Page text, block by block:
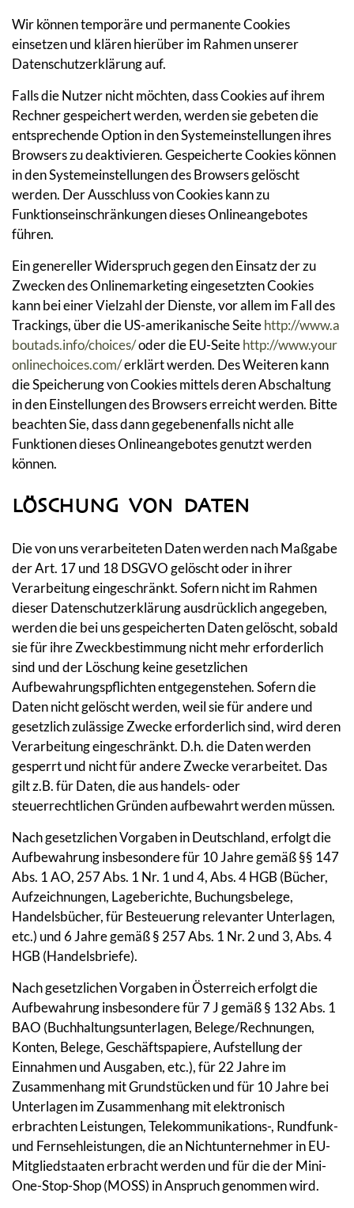
Wir können temporäre und permanente Cookies
einsetzen und klären hierüber im Rahmen unserer
Datenschutzerklärung auf.
Falls die Nutzer nicht möchten, dass Cookies auf ihrem
Rechner gespeichert werden, werden sie gebeten die
entsprechende Option in den Systemeinstellungen ihres
Browsers zu deaktivieren. Gespeicherte Cookies können
in den Systemeinstellungen des Browsers gelöscht
werden. Der Ausschluss von Cookies kann zu
Funktionseinschränkungen dieses Onlineangebotes
führen.
Ein genereller Widerspruch gegen den Einsatz der zu
Zwecken des Onlinemarketing eingesetzten Cookies
kann bei einer Vielzahl der Dienste, vor allem im Fall des
Trackings, über die US-amerikanische Seitehttp://www.a
boutads.info/choices/oder die EU-Seitehttp://www.your
onlinechoices.com/erklärt werden. Des Weiteren kann
die Speicherung von Cookies mittels deren Abschaltung
in den Einstellungen des Browsers erreicht werden. Bitte
beachten Sie, dass dann gegebenenfalls nicht alle
Funktionen dieses Onlineangebotes genutzt werden
können.
LÖSCHUNG VON DATEN
Die von uns verarbeiteten Daten werden nach Maßgabe
der Art. 17 und 18 DSGVO gelöscht oder in ihrer
Verarbeitung eingeschränkt. Sofern nicht im Rahmen
dieser Datenschutzerklärung ausdrücklich angegeben,
werden die bei uns gespeicherten Daten gelöscht, sobald
sie für ihre Zweckbestimmung nicht mehr erforderlich
sind und der Löschung keine gesetzlichen
Aufbewahrungspflichten entgegenstehen. Sofern die
Daten nicht gelöscht werden, weil sie für andere und
gesetzlich zulässige Zwecke erforderlich sind, wird deren
Verarbeitung eingeschränkt. D.h. die Daten werden
gesperrt und nicht für andere Zwecke verarbeitet. Das
gilt z.B. für Daten, die aus handels- oder
steuerrechtlichen Gründen aufbewahrt werden müssen.
Nach gesetzlichen Vorgaben in Deutschland, erfolgt die
Aufbewahrung insbesondere für 10 Jahre gemäß §§ 147
Abs. 1 AO, 257 Abs. 1 Nr. 1 und 4, Abs. 4 HGB (Bücher,
Aufzeichnungen, Lageberichte, Buchungsbelege,
Handelsbücher, für Besteuerung relevanter Unterlagen,
etc.) und 6 Jahre gemäß § 257 Abs. 1 Nr. 2 und 3, Abs. 4
HGB (Handelsbriefe).
Nach gesetzlichen Vorgaben in Österreich erfolgt die
Aufbewahrung insbesondere für 7 J gemäß § 132 Abs. 1
BAO (Buchhaltungsunterlagen, Belege/Rechnungen,
Konten, Belege, Geschäftspapiere, Aufstellung der
Einnahmen und Ausgaben, etc.), für 22 Jahre im
Zusammenhang mit Grundstücken und für 10 Jahre bei
Unterlagen im Zusammenhang mit elektronisch
erbrachten Leistungen, Telekommunikations-, Rundfunk-
und Fernsehleistungen, die an Nichtunternehmer in EU-
Mitgliedstaaten erbracht werden und für die der Mini-
One-Stop-Shop (MOSS) in Anspruch genommen wird.